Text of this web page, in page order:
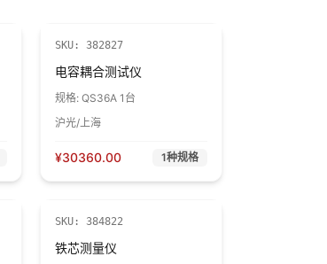
SKU:382827
电容耦合测试仪
规格:QS36A 1台
沪光/上海
¥30360.00 1种规格
SKU:384822
铁芯测量仪